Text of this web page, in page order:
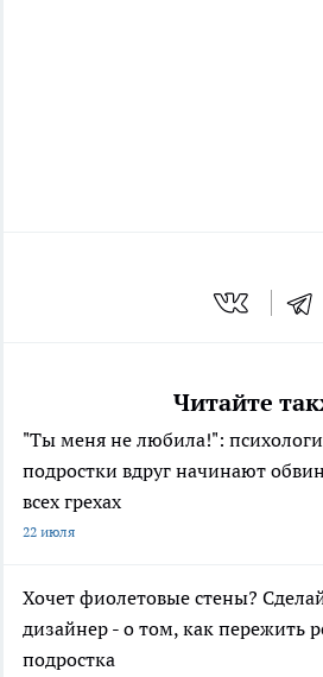
Читайте
"Ты меня не любила!":
подростки вдруг начинают
всех грехах
22 июля
Хочет фиолетовые стены?
дизайнер - о том, как пережить
подростка